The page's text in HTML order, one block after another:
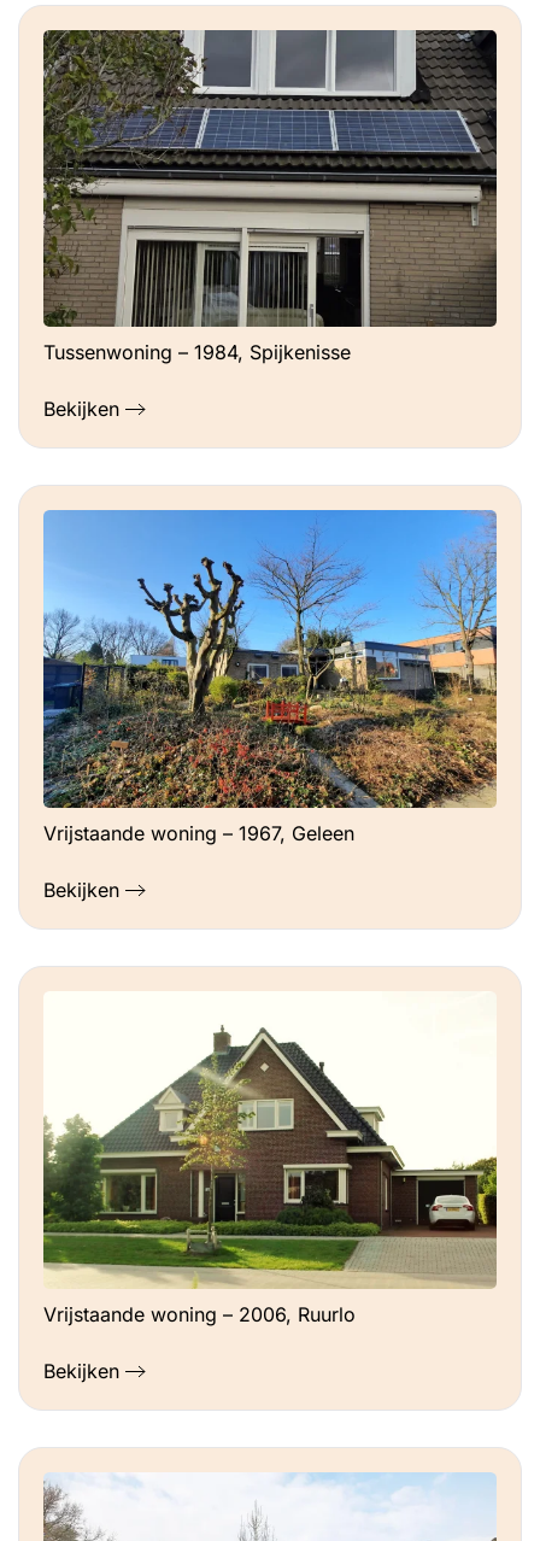
Tussenwoning – 1984, Spijkenisse
Bekijken
Vrijstaande woning – 1967, Geleen
Bekijken
Vrijstaande woning – 2006, Ruurlo
Bekijken